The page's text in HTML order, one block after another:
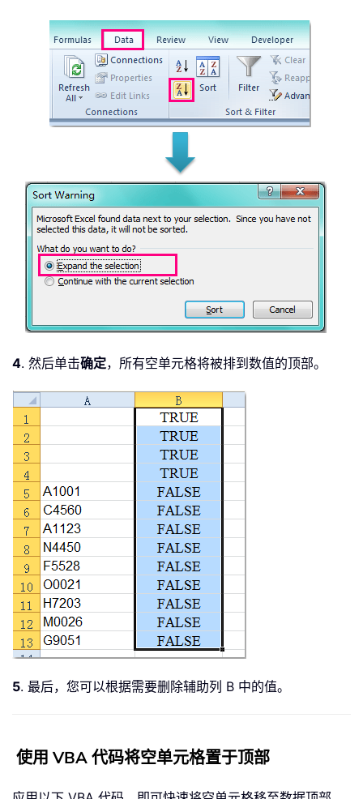
4. 然后单击确定，所有空单元格将被排到数值的顶部。
5. 最后，您可以根据需要删除辅助列 B 中的值。
使用 VBA 代码将空单元格置于顶部